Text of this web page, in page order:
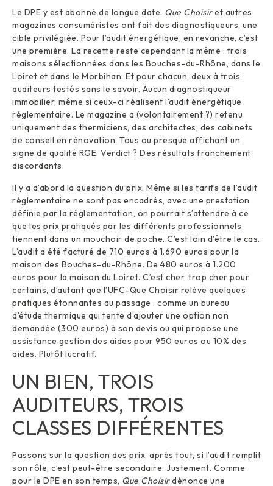
Le DPE y est abonné de longue date. Que Choisiret autres
magazines consuméristes ont fait des diagnostiqueurs, une
cible privilégiée. Pour l’audit énergétique, en revanche, c’est
une première. La recette reste cependant la même : trois
maisons sélectionnées dans les Bouches-du-Rhône, dans le
Loiret et dans le Morbihan. Et pour chacun, deux à trois
auditeurs testés sans le savoir. Aucun diagnostiqueur
immobilier, même si ceux-ci réalisent l’audit énergétique
réglementaire. Le magazine a (volontairement ?) retenu
uniquement des thermiciens, des architectes, des cabinets
de conseil en rénovation. Tous ou presque affichant un
signe de qualité RGE. Verdict ? Des résultats franchement
discordants.
Il y a d’abord la question du prix. Même si les tarifs de l’audit
réglementaire ne sont pas encadrés, avec une prestation
définie par la réglementation, on pourrait s’attendre à ce
que les prix pratiqués par les différents professionnels
tiennent dans un mouchoir de poche. C’est loin d’être le cas.
L’audit a été facturé de 710 euros à 1.690 euros pour la
maison des Bouches-du-Rhône. De 480 euros à 1.200
euros pour la maison du Loiret. C’est cher, trop cher pour
certains, d’autant que l’UFC-Que Choisir relève quelques
pratiques étonnantes au passage : comme un bureau
d’étude thermique qui tente d’ajouter une option non
demandée (300 euros) à son devis ou qui propose une
assistance gestion des aides pour 950 euros ou 10% des
aides. Plutôt lucratif.
UN BIEN, TROIS
AUDITEURS, TROIS
CLASSES DIFFÉRENTES
Passons sur la question des prix, après tout, si l’audit remplit
son rôle, c’est peut-être secondaire. Justement. Comme
pour le DPE en son temps, Que Choisirdénonce une